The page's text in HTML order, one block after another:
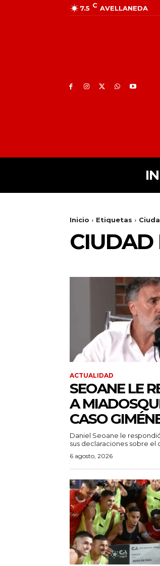
7.5 C AVELLANEDA
Inicio Etiquetas
CIUDAD
ACTUALIDAD
SEOANE LE
A
CASO
Daniel Seoane le
sus declaraciones sobre el
6 agosto, 2026